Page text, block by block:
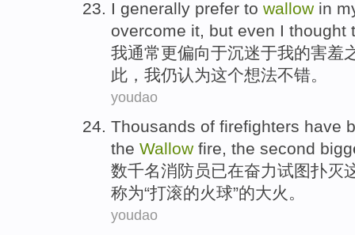
I generally prefer to wallow in
overcome it but even I thought
我通常更偏向于沉迷于我的害羞
此，我仍认为这个想法不错。
youdao
Thousands of firefighters have
the Wallow fire, the second
数千名消防员已在奋力试图扑灭
称为“打滚的火球”的大火。
youdao